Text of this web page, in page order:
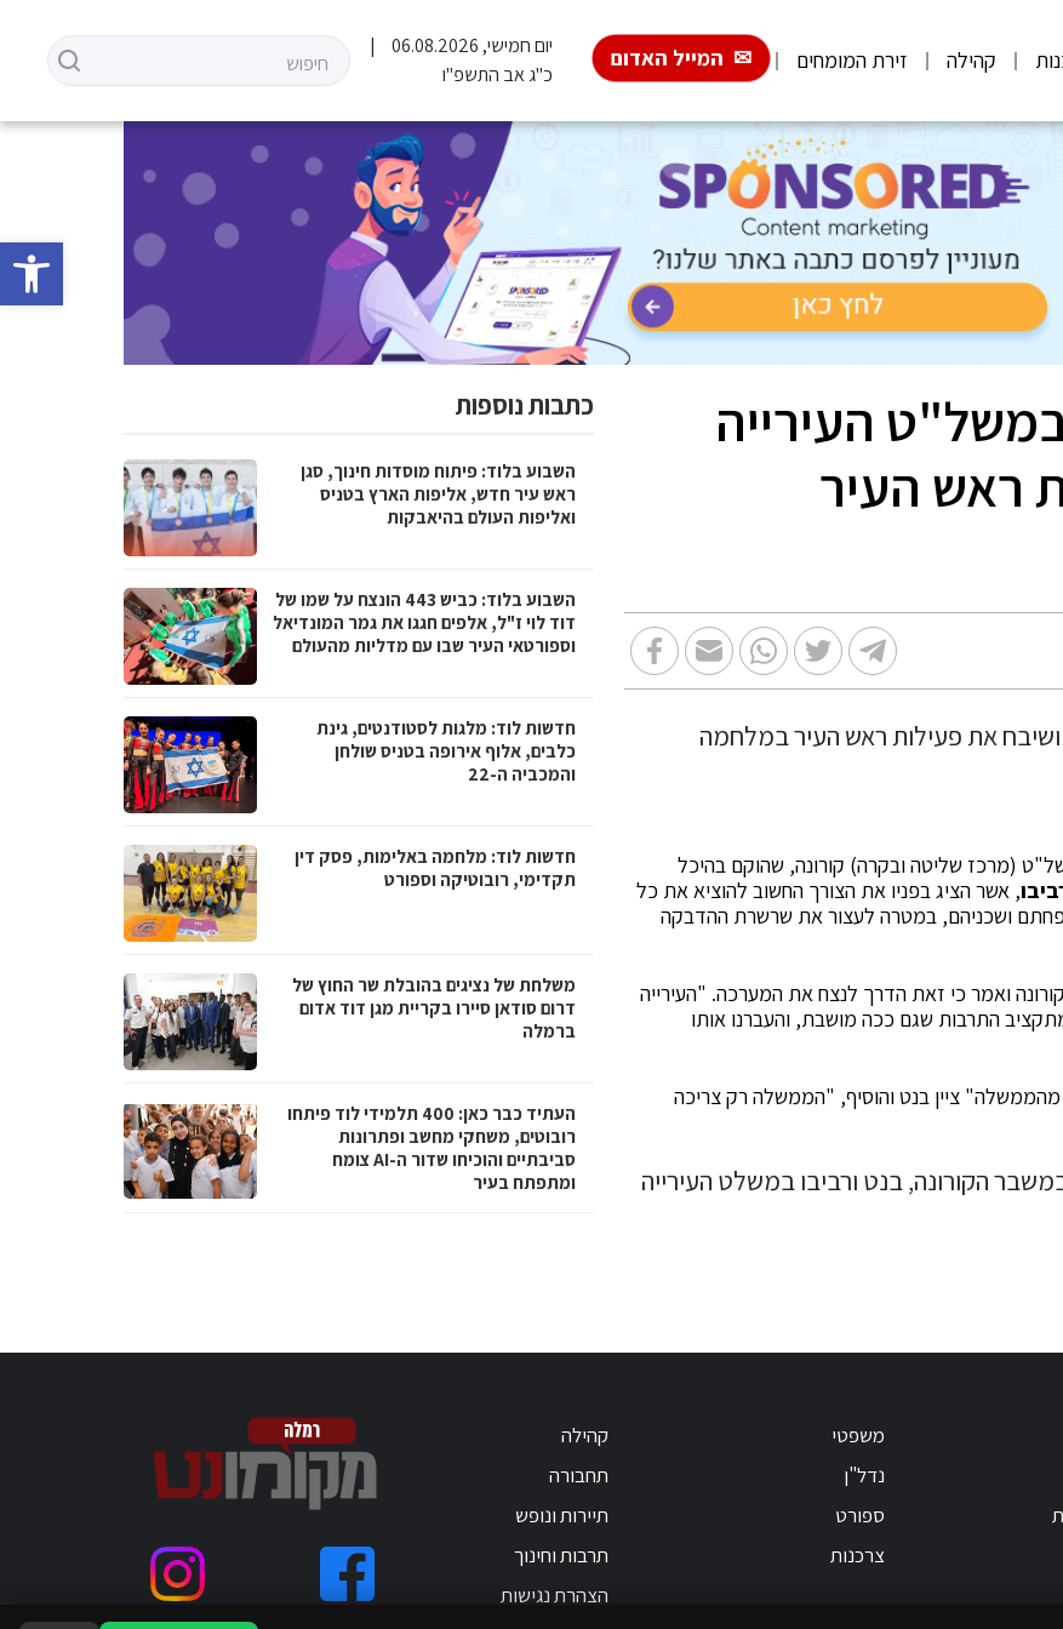
פתח
קהילה זירת המומחים המייל האדום
יום חמישי, 06.08.2026
כ"ג אב התשפ"ו
העירייה
ראש העיר
(מרכז שליטה ובקרה) קורונה, שהוקם בהיכל
, אשר הציג בפניו את הצורך החשוב להוציא את כל
ושכניהם, במטרה לעצור את שרשרת ההדבקה
ואמר כי זאת הדרך לנצח את המערכה. "העירייה
התרבות שגם ככה מושבת, והעברנו אותו
מהממשלה" ציין בנט והוסיף, "הממשלה רק צריכה
כתבות נוספות
השבוע בלוד: פיתוח מוסדות חינוך, סגן
ראש עיר חדש, אליפות הארץ בטניס
ואליפות העולם בהיאבקות
השבוע בלוד: כביש 443 הונצח על שמו של
דוד לוי ז"ל, אלפים חגגו את גמר המונדיאל
וספורטאי העיר שבו עם מדליות מהעולם
חדשות לוד: מלגות לסטודנטים, גינת
כלבים, אלוף אירופה בטניס שולחן
והמכביה ה-22
חדשות לוד: מלחמה באלימות, פסק דין
תקדימי, רובוטיקה וספורט
משלחת של נציגים בהובלת שר החוץ של
דרום סודאן סיירו בקריית מגן דוד אדום
ברמלה
העתיד כבר כאן: 400 תלמידי לוד פיתחו
רובוטים, משחקי מחשב ופתרונות
סביבתיים והוכיחו שדור ה-AI צומח
ומתפתח בעיר
משפטי
נדל"ן
ספורט
צרכנות
קהילה
תחבורה
תיירות ונופש
תרבות וחינוך
הצהרת נגישות